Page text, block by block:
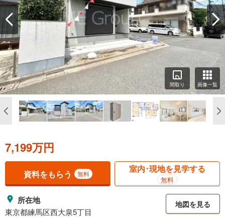
間取り 画像一覧
7,199万円
資料をもらう 無料 室内･現地を見学する
無料
所在地
東京都練馬区西大泉5丁目
地図を見る